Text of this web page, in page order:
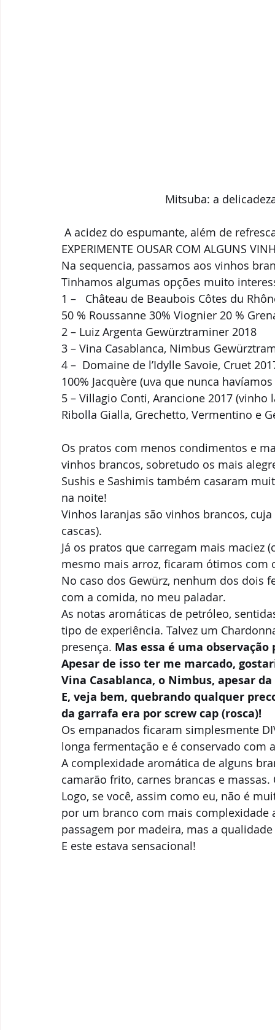
Mitsuba: a
A acidez do espumante, além de
EXPERIMENTE OUSAR COM ALGUNS
Na sequencia, passamos aos vinhos
Tinhamos algumas opções muito
1 –   Château de Beaubois Côtes du
50 % Roussanne 30% Viognier 20 %
2 – Luiz Argenta Gewürztraminer 2018
3 – Vina Casablanca, Nimbus
4 –  Domaine de l’Idylle Savoie, Cruet
100% Jacquère (uva que nunca
5 – Villagio Conti, Arancione 2017
Ribolla Gialla, Grechetto, Vermentino e
Os pratos com menos condimentos e
vinhos brancos, sobretudo os mais
Sushis e Sashimis também casaram
na noite!
Vinhos laranjas são vinhos brancos,
cascas).
Já os pratos que carregam mais
mesmo mais arroz, ficaram ótimos
No caso dos Gewürz, nenhum dos dois
com a comida, no meu paladar.
As notas aromáticas de petróleo,
tipo de experiência. Talvez um
presença. Mas essa é uma
Apesar de isso ter me marcado,
Vina Casablanca, o Nimbus, apesar
E, veja bem, quebrando qualquer
da garrafa era por screw cap (rosca)!
Os empanados ficaram simplesmente
longa fermentação e é conservado
A complexidade aromática de alguns
camarão frito, carnes brancas e
Logo, se você, assim como eu, não é
por um branco com mais
passagem por madeira, mas a
E este estava sensacional!